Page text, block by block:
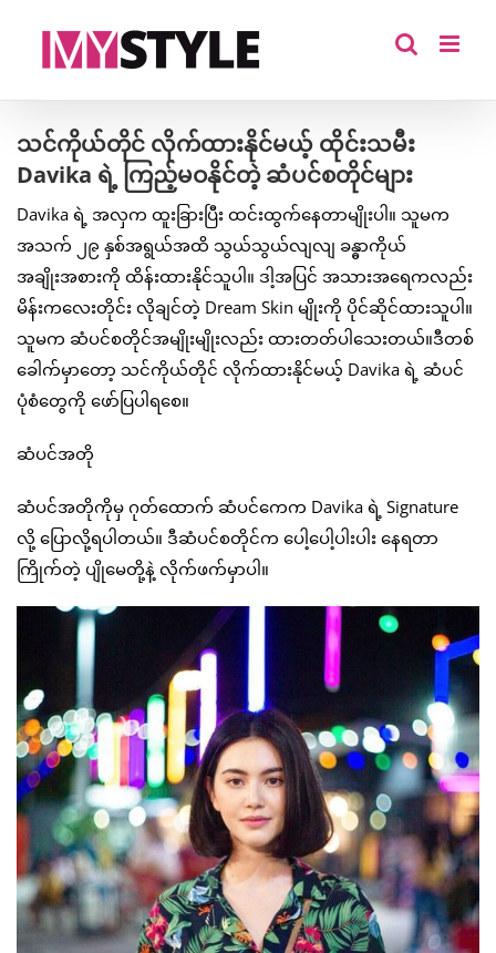
သင်ကိုယ်တိုင် လိုက်ထားနိုင်မယ့် ထိုင်းသမီး
Davika ရဲ့ ကြည့်မဝနိုင်တဲ့ ဆံပင်စတိုင်များ
Davika ရဲ့ အလှက ထူးခြားပြီး ထင်းထွက်နေတာမျိုးပါ။ သူမက
အသက် ၂၉ နှစ်အရွယ်အထိ သွယ်သွယ်လျလျ ခန္ဓာကိုယ်
အချိုးအစားကို ထိန်းထားနိုင်သူပါ။ ဒါ့အပြင် အသားအရေကလည်း
မိန်းကလေးတိုင်း လိုချင်တဲ့ Dream Skin မျိုးကို ပိုင်ဆိုင်ထားသူပါ။
သူမက ဆံပင်စတိုင်အမျိုးမျိုးလည်း ထားတတ်ပါသေးတယ်။ဒီတစ်
ခေါက်မှာတော့ သင်ကိုယ်တိုင် လိုက်ထားနိုင်မယ့် Davika ရဲ့ ဆံပင်
ပုံစံတွေကို ဖော်ပြပါရစေ။
ဆံပင်အတို
ဆံပင်အတိုကိုမှ ဂုတ်ထောက် ဆံပင်ကေက Davika ရဲ့ Signature
လို့ ပြောလို့ရပါတယ်။ ဒီဆံပင်စတိုင်က ပေါ့ပေါ့ပါးပါး နေရတာ
ကြိုက်တဲ့ ပျိုမေတို့နဲ့ လိုက်ဖက်မှာပါ။